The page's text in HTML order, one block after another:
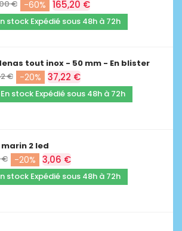
€
-60% 165,20 €
stock Expédié sous 48h à 72h
tout inox - 50 mm - En blister
€
-20% 37,22 €
En stock Expédié sous 48h à 72h
marin 2 led
€
-20% 3,06 €
stock Expédié sous 48h à 72h